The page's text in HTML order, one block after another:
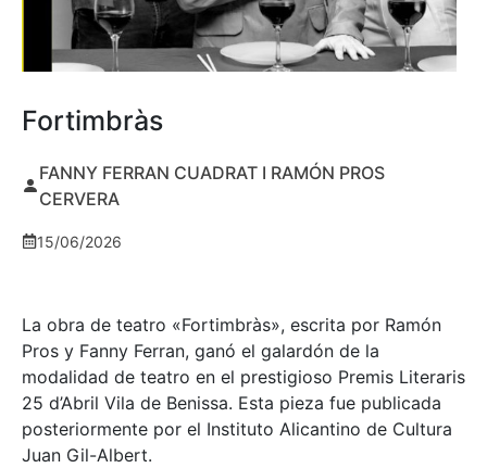
Fortimbràs
FANNY FERRAN CUADRAT I RAMÓN PROS
CERVERA
15/06/2026
La obra de teatro «Fortimbràs», escrita por Ramón
Pros y Fanny Ferran, ganó el galardón de la
modalidad de teatro en el prestigioso Premis Literaris
25 d’Abril Vila de Benissa. Esta pieza fue publicada
posteriormente por el Instituto Alicantino de Cultura
Juan Gil-Albert.